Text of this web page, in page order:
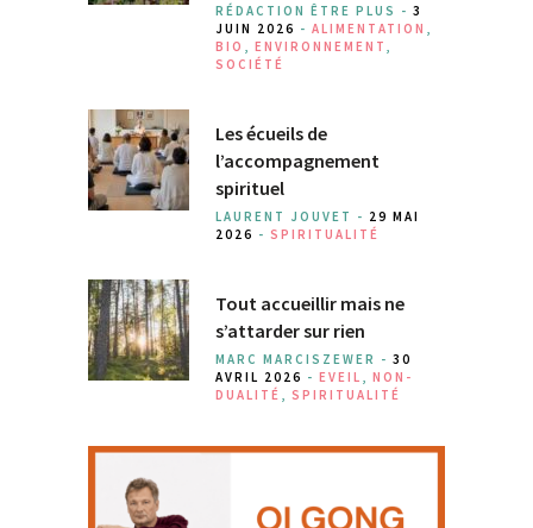
RÉDACTION ÊTRE PLUS - 3
JUIN 2026 - ALIMENTATION
BIO
ENVIRONNEMENT
SOCIÉTÉ
Les écueils de
l’accompagnement
spirituel
LAURENT JOUVET - 29 MAI
2026 - SPIRITUALITÉ
Tout accueillir mais ne
s’attarder sur rien
MARC MARCISZEWER - 30
AVRIL 2026 - EVEIL
NON-
DUALITÉ
SPIRITUALITÉ